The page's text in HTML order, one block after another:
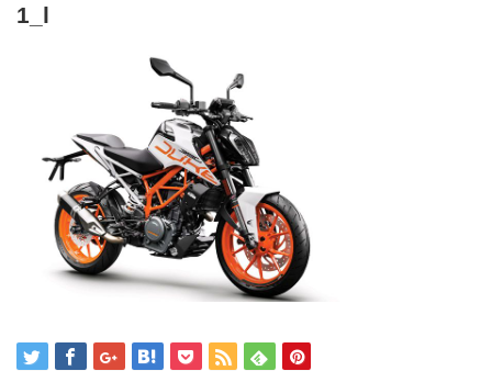
1_l